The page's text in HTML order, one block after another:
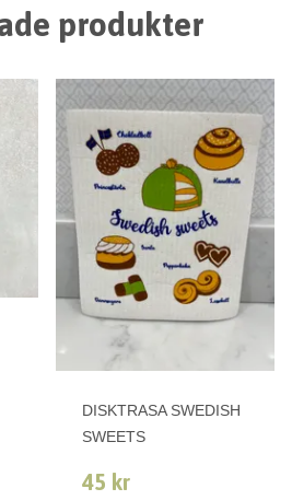
produkter
DISKTRASA SWEDISH
SWEETS
45 kr